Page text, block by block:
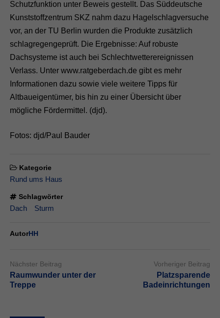
Schutzfunktion unter Beweis gestellt. Das Süddeutsche
Kunststoffzentrum SKZ nahm dazu Hagelschlagversuche
vor, an der TU Berlin wurden die Produkte zusätzlich
schlagregengeprüft. Die Ergebnisse: Auf robuste
Dachsysteme ist auch bei Schlechtwetterereignissen
Verlass. Unter www.ratgeberdach.de gibt es mehr
Informationen dazu sowie viele weitere Tipps für
Altbaueigentümer, bis hin zu einer Übersicht über
mögliche Fördermittel. (djd).
Fotos: djd/Paul Bauder
Kategorie
Rund ums Haus
Schlagwörter
Dach Sturm
Autor HH
Nächster Beitrag
Raumwunder unter der
Treppe
Vorheriger Beitrag
Platzsparende
Badeinrichtungen